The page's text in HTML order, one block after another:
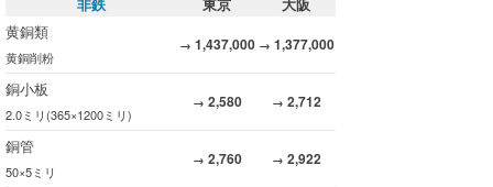
黄銅類
黄銅削粉
→ 1,437,000 → 1,377,000
銅小板
2.0ミリ(365×1200ミリ)
→ 2,580 → 2,712
銅管
50×5ミリ
→ 2,760 → 2,922